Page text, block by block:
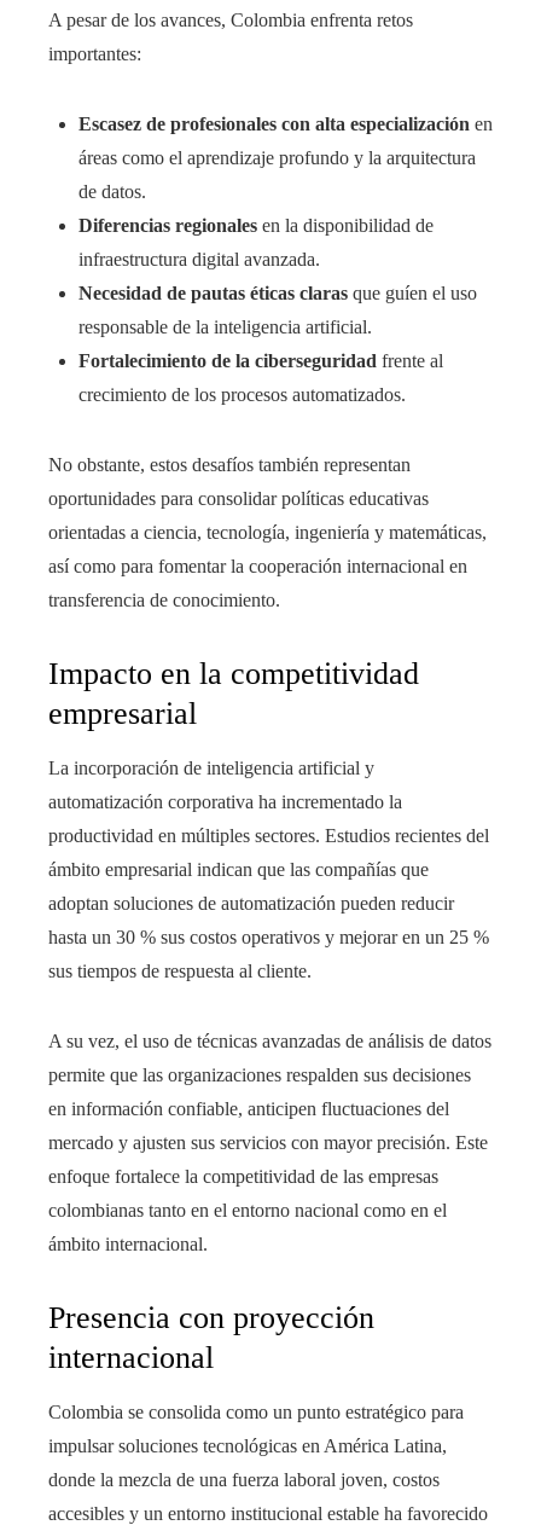
A pesar de los avances, Colombia enfrenta retos
importantes:
Escasez de profesionales con alta especialización en
áreas como el aprendizaje profundo y la arquitectura
de datos.
Diferencias regionales en la disponibilidad de
infraestructura digital avanzada.
Necesidad de pautas éticas claras que guíen el uso
responsable de la inteligencia artificial.
Fortalecimiento de la ciberseguridad frente al
crecimiento de los procesos automatizados.
No obstante, estos desafíos también representan
oportunidades para consolidar políticas educativas
orientadas a ciencia, tecnología, ingeniería y matemáticas,
así como para fomentar la cooperación internacional en
transferencia de conocimiento.
Impacto en la competitividad
empresarial
La incorporación de inteligencia artificial y
automatización corporativa ha incrementado la
productividad en múltiples sectores. Estudios recientes del
ámbito empresarial indican que las compañías que
adoptan soluciones de automatización pueden reducir
hasta un 30 % sus costos operativos y mejorar en un 25 %
sus tiempos de respuesta al cliente.
A su vez, el uso de técnicas avanzadas de análisis de datos
permite que las organizaciones respalden sus decisiones
en información confiable, anticipen fluctuaciones del
mercado y ajusten sus servicios con mayor precisión. Este
enfoque fortalece la competitividad de las empresas
colombianas tanto en el entorno nacional como en el
ámbito internacional.
Presencia con proyección
internacional
Colombia se consolida como un punto estratégico para
impulsar soluciones tecnológicas en América Latina,
donde la mezcla de una fuerza laboral joven, costos
accesibles y un entorno institucional estable ha favorecido